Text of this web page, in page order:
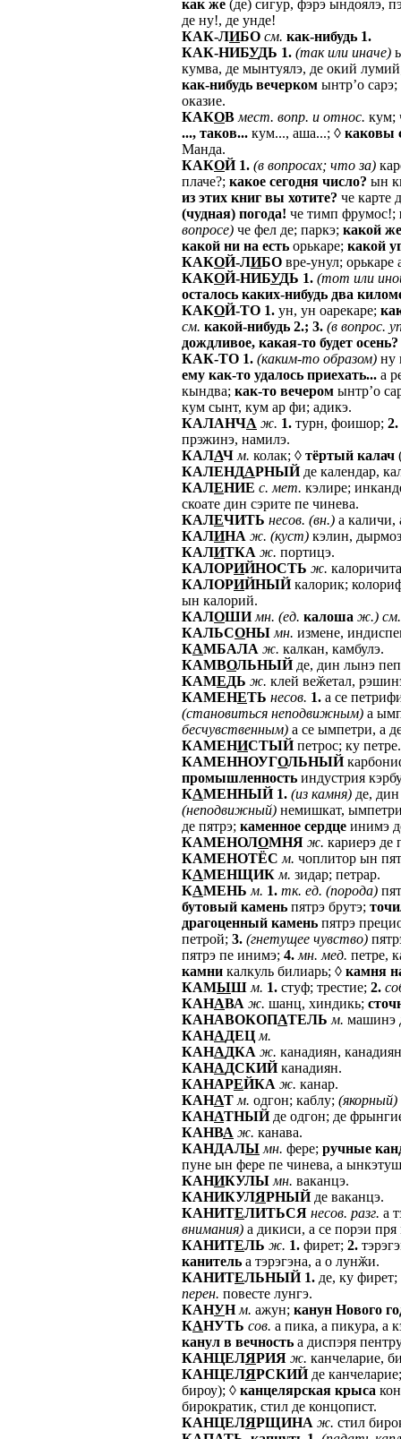
как же (де) сигур, фэрэ ындоялэ,
де ну!, де унде!
КАК-ЛИБО см. как-нибудь 1.
КАК-НИБУДЬ 1. (так или иначе)
кумва, де мынтуялэ, де окий
как-нибудь вечерком ынтр’о
оказие.
КАКОВ мест. вопр. и относ. кум;
..., таков... кум..., аша...; ◊ каковы
Манда.
КАКОЙ 1. (в вопросах; что за)
плаче?; какое сегодня число? ын
из этих книг вы хотите? че карте
(чудная) погода! че тимп фрумос!;
вопросе) че фел де; паркэ; какой же
какой ни на есть орькаре; какой
КАКОЙ-ЛИБО вре-унул; орькаре
КАКОЙ-НИБУДЬ 1. (тот или
осталось каких-нибудь два
КАКОЙ-ТО 1. ун, ун оарекаре;
см. какой-нибудь 2.; 3. (в вопрос.
дождливое, какая-то будет осень?
КАК-ТО 1. (каким-то образом) ну
ему как-то удалось приехать... а
кындва; как-то вечером ынтр’о
кум сынт, кум ар фи; адикэ.
КАЛАНЧА ж. 1. турн, фоишор; 2.
прэжинэ, намилэ.
КАЛАЧ м. колак; ◊ тёртый калач
КАЛЕНДАРНЫЙде календар,
КАЛЕНИЕ с. мет. кэлире;
скоате дин сэрите пе чинева.
КАЛЕЧИТЬ несов. (вн.) а каличи,
КАЛИНА ж. (куст) кэлин,
КАЛИТКА ж. портицэ.
КАЛОРИЙНОСТЬ ж.
КАЛОРИЙНЫЙкалорик;
ын калорий.
КАЛОШИ мн. (ед. калоша ж.) см.
КАЛЬСОНЫ мн. измене,
КАМБАЛА ж. калкан, камбулэ.
КАМВОЛЬНЫЙде, дин лынэ
КАМЕДЬ ж. клей веӂетал,
КАМЕНЕТЬ несов. 1. а се
(становиться неподвижным) а
бесчувственным) а се ымпетри, а
КАМЕНИСТЫЙпетрос; ку петре.
КАМЕННОУГОЛЬНЫЙ
промышленность индустрия
КАМЕННЫЙ 1. (из камня) де,
(неподвижный) немишкат,
де пятрэ; каменное сердце инимэ
КАМЕНОЛОМНЯ ж. кариерэ де
КАМЕНОТЁС м. чоплитор ын
КАМЕНЩИК м. зидар; петрар.
КАМЕНЬ м. 1. тк. ед. (порода)
бутовый камень пятрэ брутэ;
драгоценный камень пятрэ
петрой; 3. (гнетущее чувство)
пятрэ пе инимэ; 4. мн. мед. петре,
камни калкуль билиарь; ◊ камня
КАМЫШ м. 1. стуф; трестие; 2.
КАНАВА ж. шанц, хиндикь;
КАНАВОКОПАТЕЛЬ м. машинэ
КАНАДЕЦ м.
КАНАДКА ж. канадиян,
КАНАДСКИЙканадиян.
КАНАРЕЙКА ж. канар.
КАНАТ м. одгон; каблу; (якорный)
КАНАТНЫЙде одгон; де
КАНВА ж. канава.
КАНДАЛЫ мн. фере; ручные
пуне ын фере пе чинева, а
КАНИКУЛЫ мн. ваканцэ.
КАНИКУЛЯРНЫЙде ваканцэ.
КАНИТЕЛИТЬСЯ несов. разг. а
внимания) а дикиси, а се порэи
КАНИТЕЛЬ ж. 1. фирет; 2.
канитель а тэрэгэна, а о лунӂи.
КАНИТЕЛЬНЫЙ 1. де, ку фирет;
перен. повесте лунгэ.
КАНУН м. ажун; канун Нового
КАНУТЬ сов. а пика, а пикура, а
канул в вечность а диспэря
КАНЦЕЛЯРИЯ ж. канчеларие,
КАНЦЕЛЯРСКИЙде
бироу); ◊ канцелярская крыса
бирократик, стил де концопист.
КАНЦЕЛЯРЩИНА ж. стил